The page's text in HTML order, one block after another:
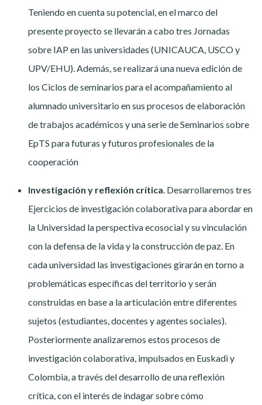
Teniendo en cuenta su potencial, en el marco del
presente proyecto se llevarán a cabo tres Jornadas
sobre IAP en las universidades (UNICAUCA, USCO y
UPV/EHU). Además, se realizará una nueva edición de
los Ciclos de seminarios para el acompañamiento al
alumnado universitario en sus procesos de elaboración
de trabajos académicos y una serie de Seminarios sobre
EpTS para futuras y futuros profesionales de la
cooperación
Investigación y reflexión crítica. Desarrollaremos tres
Ejercicios de investigación colaborativa para abordar en
la Universidad la perspectiva ecosocial y su vinculación
con la defensa de la vida y la construcción de paz. En
cada universidad las investigaciones girarán en torno a
problemáticas específicas del territorio y serán
construidas en base a la articulación entre diferentes
sujetos (estudiantes, docentes y agentes sociales).
Posteriormente analizaremos estos procesos de
investigación colaborativa, impulsados en Euskadi y
Colombia, a través del desarrollo de una reflexión
crítica, con el interés de indagar sobre cómo